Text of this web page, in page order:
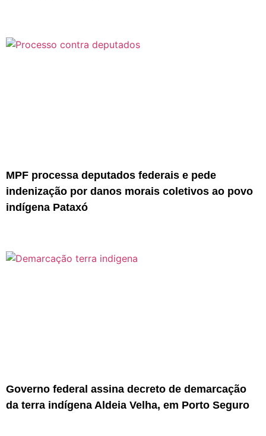
MPF processa deputados federais e pede
indenização por danos morais coletivos ao povo
indígena Pataxó
Governo federal assina decreto de demarcação
da terra indígena Aldeia Velha, em Porto Seguro